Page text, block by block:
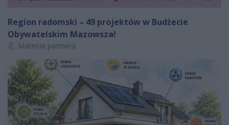
Region radomski – 49 projektów w Budżecie
Obywatelskim Mazowsza!
Autor artykułu:
Materiał partnera